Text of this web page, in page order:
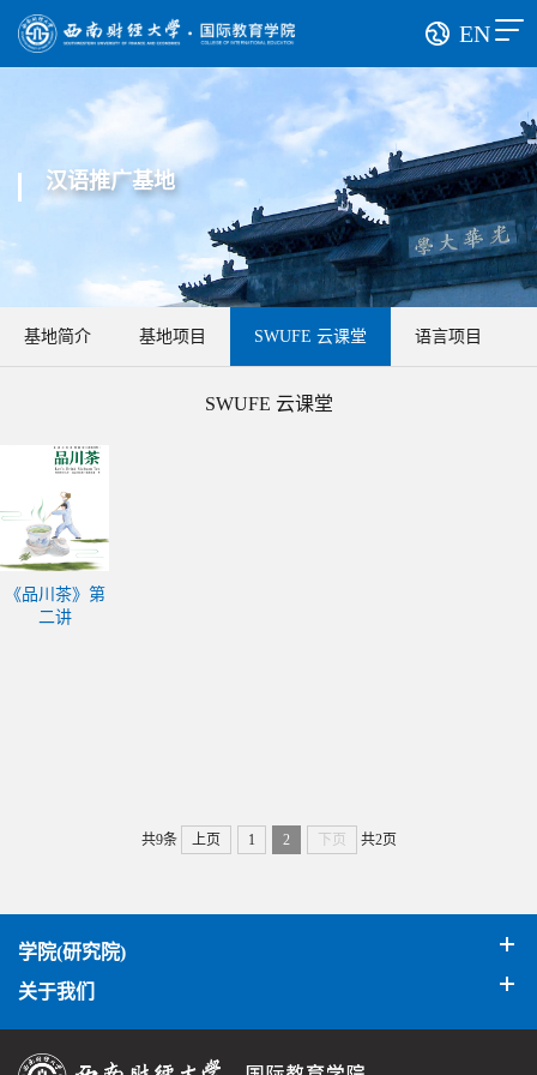
EN
汉语推广基地
基地简介 基地项目 SWUFE 云课堂 语言项目
SWUFE 云课堂
《品川茶》第
二讲
共9条 上页 1 2 下页 共2页
学院(研究院)
关于我们